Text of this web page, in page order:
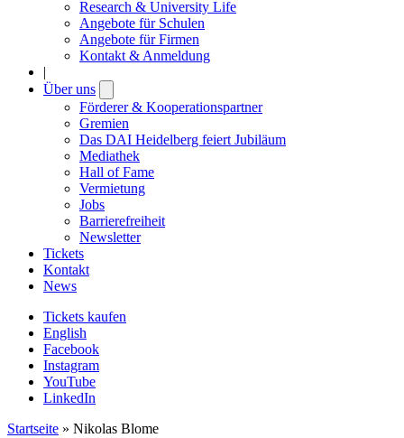
Research & University Life
Angebote für Schulen
Angebote für Firmen
Kontakt & Anmeldung
|
Über uns
submenu
Förderer & Kooperationspartner
Gremien
Das DAI Heidelberg feiert Jubiläum
Mediathek
Hall of Fame
Vermietung
Jobs
Barrierefreiheit
Newsletter
Tickets
Kontakt
News
Tickets kaufen
English
Facebook
Instagram
YouTube
LinkedIn
Startseite » Nikolas Blome